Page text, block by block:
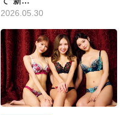
2026.05.30